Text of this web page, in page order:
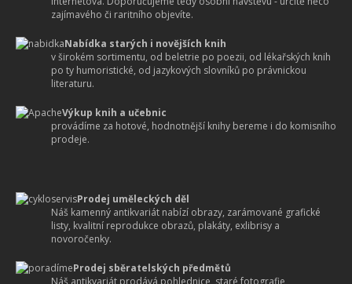
zajímavého či raritního objevíte.
Nabídka starých i novějších knih
v širokém sortimentu, od beletrie po poezii, od lékařských knih
po ty humoristické, od jazykových slovníků po právnickou
literaturu.
Výkup knih a učebnic
provádíme za hotové, hodnotnější knihy bereme i do komisního
prodeje.
Prodej uměleckých děl
Náš kamenný antikvariát nabízí obrazy, zarámované grafické
listy, kvalitní reprodukce obrazů, plakáty, exlibrisy a
novoročenky.
Prodej sběratelských předmětů
Náš antikvariát prodává pohlednice, staré fotografie,